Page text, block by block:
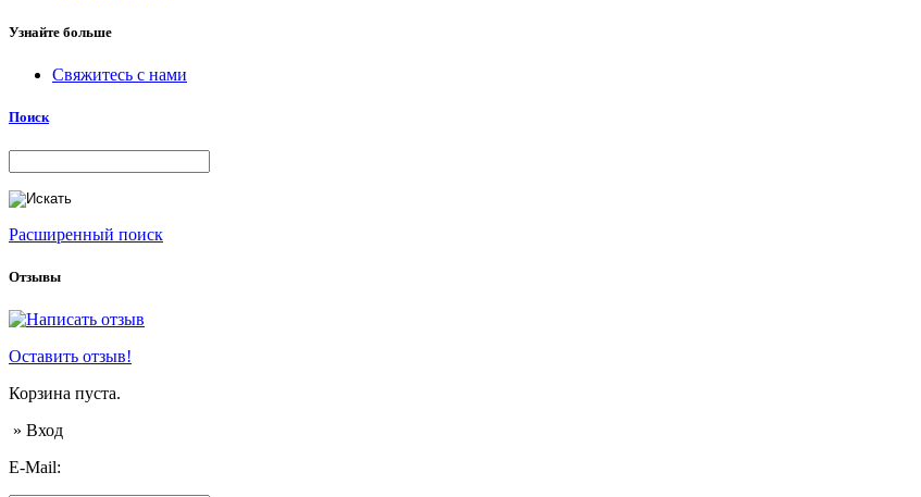
Узнайте больше
Свяжитесь с нами
Поиск
Расширенный поиск
Отзывы
Оставить отзыв!
Корзина пуста.
» Вход
E-Mail: